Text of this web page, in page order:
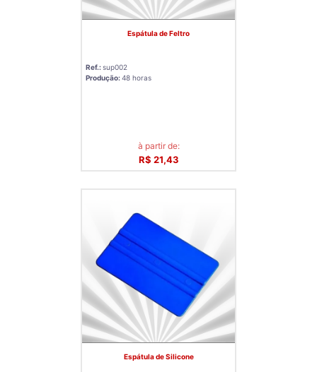
Espátula de Feltro
Ref.:sup002
Produção:48 horas
à partir de:
R$ 21,43
Espátula de Silicone